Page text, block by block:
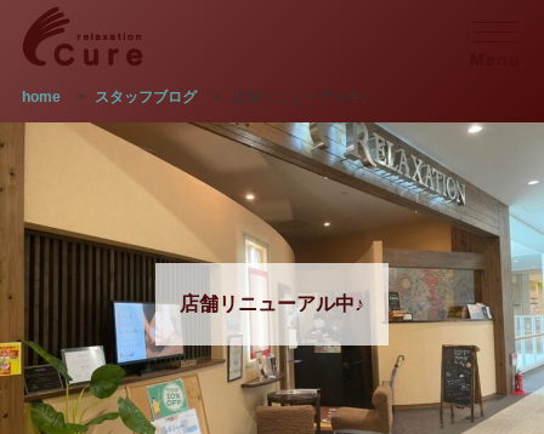
home > スタッフブログ > 店舗リニューアル中♪
店舗リニューアル中♪